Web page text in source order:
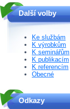
Další volby
Ke službám
K výrobkům
K seminářům
K publikacím
K referencím
Obecné
Odkazy